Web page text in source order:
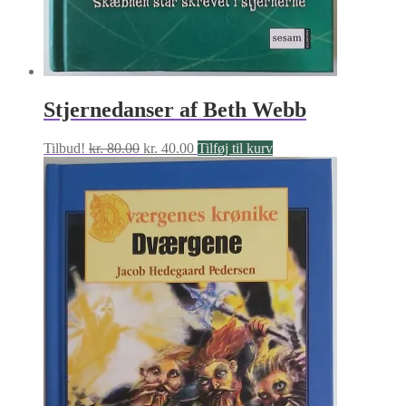
Stjernedanser af Beth Webb
Tilbud! kr.80.00 Den
oprindelige
var:
kr. 80.00.
kr. 40.00Den
aktuelle
kr. 40.00.
Tilføj til kurv